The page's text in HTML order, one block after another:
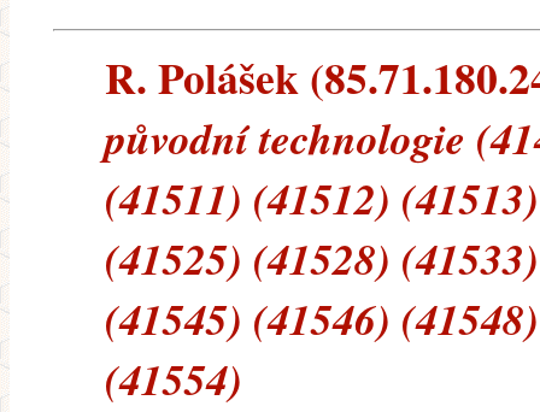
R. Polášek
původní technologie
(41511) (41512)
(41525) (41528)
(41545) (41546)
(41554)